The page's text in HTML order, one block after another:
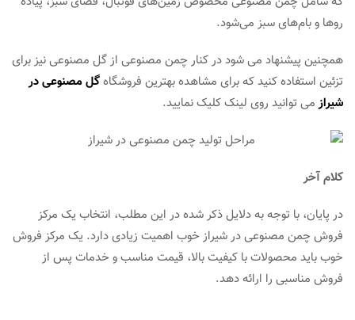
روها و بام‌های سبز می‌شود.
همچنین پیشنهاد می شود در کنار چمن مصنوعی از گل مصنوعی نیز برای
تزئین استفاده کنید که برای مشاهده بهترین فروشگاهگل مصنوعی در
شیرازمی توانید روی لینک کلیک نمایید.
کلام آخر
در پایان، با توجه به دلایل ذکر شده در این مطلب، انتخاب یک مرکز
فروش چمن مصنوعی در شیراز خوب اهمیت زیادی دارد. یک مرکز فروش
خوب باید محصولات با کیفیت بالا، قیمت مناسب و خدمات پس از
فروش مناسبی را ارائه دهد.